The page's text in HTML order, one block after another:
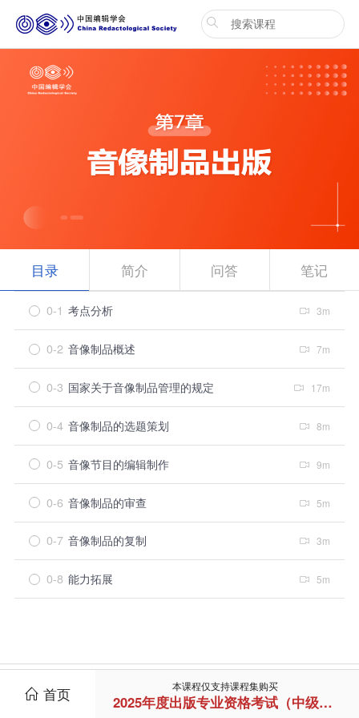
培训介绍 会长寄语 培训通知 登录
目录 简介 问答 笔记
0-1 考点分析 3m
0-2 音像制品概述 7m
0-3 国家关于音像制品管理的规定 17m
0-4 音像制品的选题策划 8m
0-5 音像节目的编辑制作 9m
0-6 音像制品的审查 5m
0-7 音像制品的复制 3m
0-8 能力拓展 5m
首页 本课程仅支持课程集购买
2025年度出版专业资格考试（中级强化班）